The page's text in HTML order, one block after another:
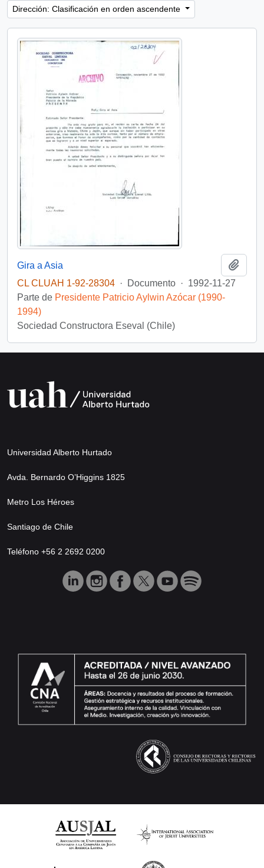
Dirección: Clasificación en orden ascendente
Gira a Asia
CL CLUAH 1-92-28304 · Documento · 1992-11-27
Parte de Presidente Patricio Aylwin Azócar (1990-
1994)
Sociedad Constructora Eseval (Chile)
Universidad Alberto Hurtado
Avda. Bernardo O’Higgins 1825
Metro Los Héroes
Santiago de Chile
Teléfono +56 2 2692 0200